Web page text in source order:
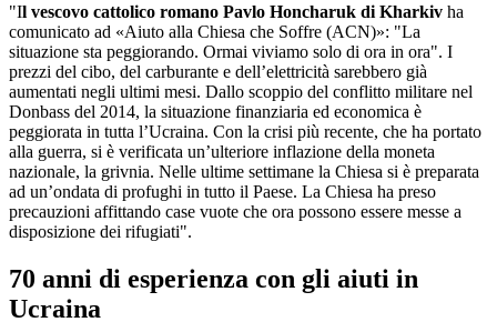
"Il vescovo cattolico romano Pavlo Honcharuk di Kharkiv ha
comunicato ad «Aiuto alla Chiesa che Soffre (ACN)»: "La
situazione sta peggiorando. Ormai viviamo solo di ora in ora". I
prezzi del cibo, del carburante e dell’elettricità sarebbero già
aumentati negli ultimi mesi. Dallo scoppio del conflitto militare nel
Donbass del 2014, la situazione finanziaria ed economica è
peggiorata in tutta l’Ucraina. Con la crisi più recente, che ha portato
alla guerra, si è verificata un’ulteriore inflazione della moneta
nazionale, la grivnia. Nelle ultime settimane la Chiesa si è preparata
ad un’ondata di profughi in tutto il Paese. La Chiesa ha preso
precauzioni affittando case vuote che ora possono essere messe a
disposizione dei rifugiati".
70 anni di esperienza con gli aiuti in
Ucraina